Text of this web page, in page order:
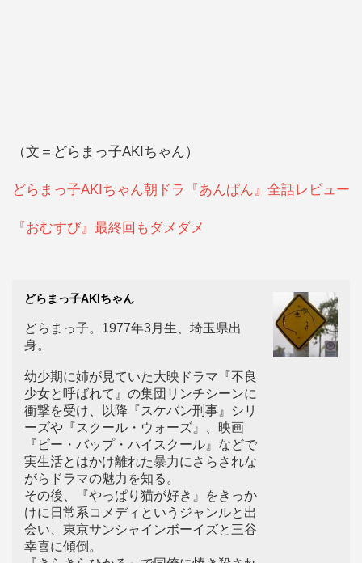
（文＝どらまっ子AKIちゃん）
どらまっ子AKIちゃん朝ドラ『あんぱん』全話レビュー
『おむすび』最終回もダメダメ
どらまっ子AKIちゃん
どらまっ子。1977年3月生、埼玉県出
身。
幼少期に姉が見ていた大映ドラマ『不良
少女と呼ばれて』の集団リンチシーンに
衝撃を受け、以降『スケバン刑事』シリ
ーズや『スクール・ウォーズ』、映画
『ビー・バップ・ハイスクール』などで
実生活とはかけ離れた暴力にさらされな
がらドラマの魅力を知る。
その後、『やっぱり猫が好き』をきっか
けに日常系コメディというジャンルと出
会い、東京サンシャインボーイズと三谷
幸喜に傾倒。